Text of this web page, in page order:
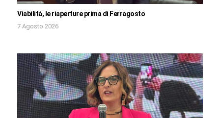
Viabilità, le riaperture prima di Ferragosto
7 Agosto 2026